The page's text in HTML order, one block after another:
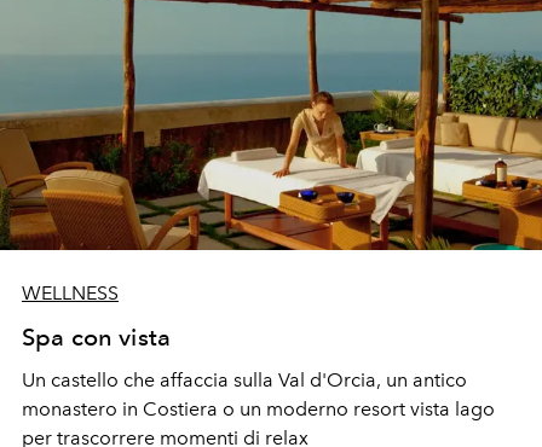
WELLNESS
Spa con vista
Un castello che affaccia sulla Val d'Orcia, un antico
monastero in Costiera o un moderno resort vista lago
per trascorrere momenti di relax